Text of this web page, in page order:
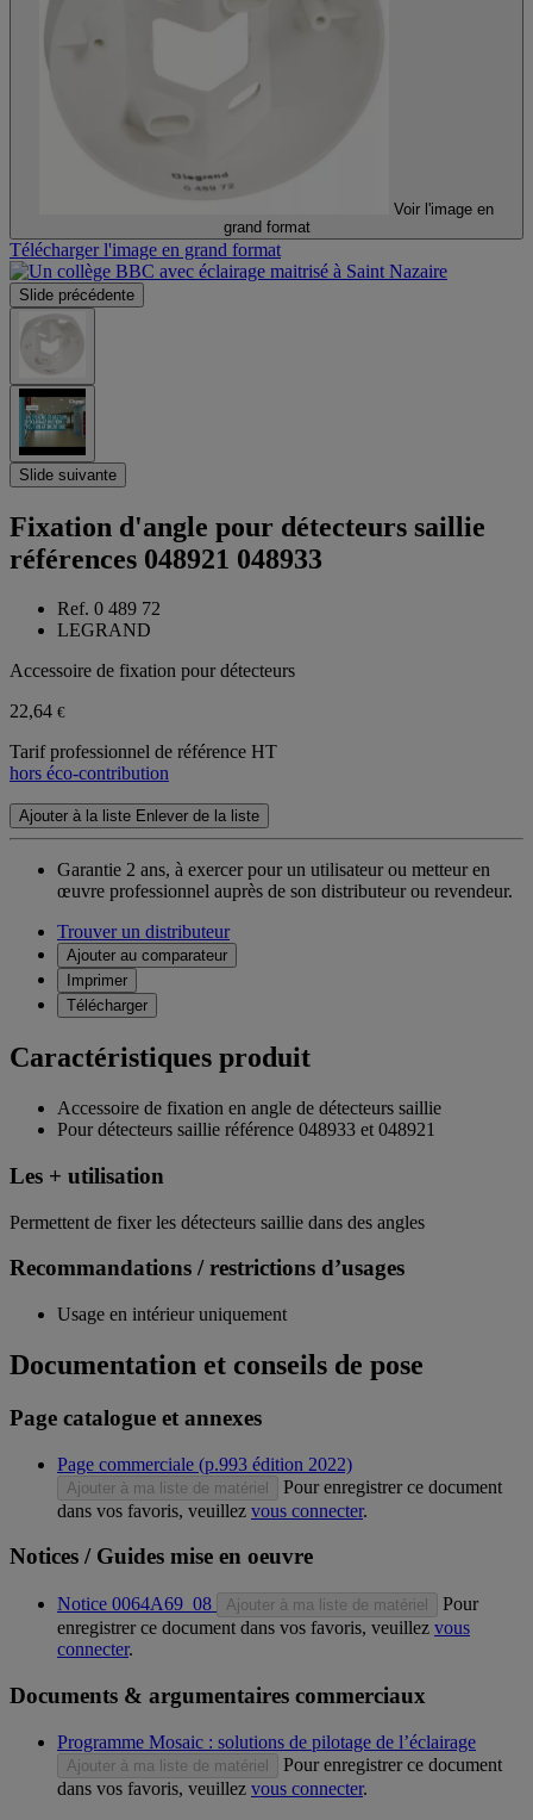
Voir l'image en
grand format
Télécharger l'image en grand format
Slide précédente
Slide suivante
Fixation d'angle pour détecteurs saillie
références 048921 048933
Ref. 0 489 72
LEGRAND
Accessoire de fixation pour détecteurs
22,64 €
Tarif professionnel de référence HT
hors éco-contribution
Ajouter à la liste Enlever de la liste
Garantie 2 ans, à exercer pour un utilisateur ou metteur en
œuvre professionnel auprès de son distributeur ou revendeur.
Trouver un distributeur
Ajouter au comparateur
Imprimer
Télécharger
Caractéristiques produit
Accessoire de fixation en angle de détecteurs saillie
Pour détecteurs saillie référence 048933 et 048921
Les + utilisation
Permettent de fixer les détecteurs saillie dans des angles
Recommandations / restrictions d’usages
Usage en intérieur uniquement
Documentation et conseils de pose
Page catalogue et annexes
Page commerciale (p.993 édition 2022)
Ajouter à ma liste de matériel
Pour enregistrer ce document
dans vos favoris, veuillez vous connecter.
Notices / Guides mise en oeuvre
Notice 0064A69_08 Ajouter à ma liste de matériel
Pour
enregistrer ce document dans vos favoris, veuillez vous
connecter.
Documents & argumentaires commerciaux
Programme Mosaic : solutions de pilotage de l’éclairage
Ajouter à ma liste de matériel
Pour enregistrer ce document
dans vos favoris, veuillez vous connecter.